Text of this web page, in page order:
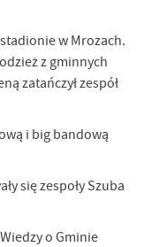
w Mrozach.
z gminnych
zatańczył zespół
i big bandową
się zespoły Szuba
o Gminie